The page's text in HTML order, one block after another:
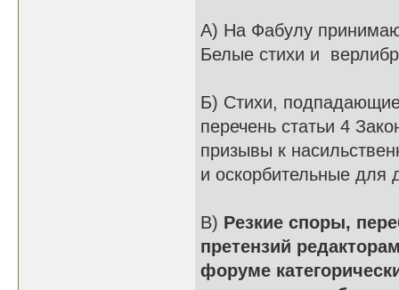
А) На Фабулу
Белые стихи и
Б) Стихи,
перечень статьи 4
призывы к
и оскорбительные для
В) Резкие споры,
претензий
форуме